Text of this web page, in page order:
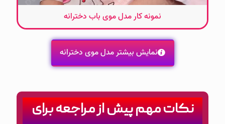
نمونه کار مدل موی باب دخترانه
نمایش بیشتر مدل موی دخترانه
نکات مهم پیش از مراجعه برای